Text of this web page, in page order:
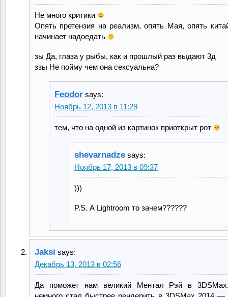
Не много критики
Опять претензия на реализм, опять Мая, опять
начинает надоедать
зы Да, глаза у рыбы, как и прошлый раз выдают 3д
ззы Не пойму чем она сексуальна?
Feodor says:
Ноябрь 12, 2013 в 11:29
тем, что на одной из картинок приоткрыт рот
shevarnadze says:
Ноябрь 17, 2013 в 09:37
)))
P.S. А Lightroom то зачем??????
Jaksi says:
Декабрь 13, 2013 в 02:56
Да поможет нам великий Ментал Рэй в